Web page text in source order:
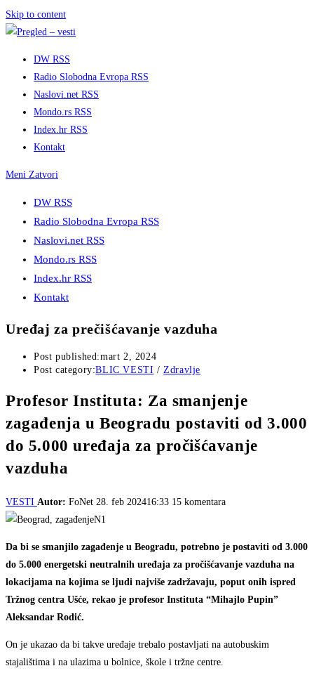
Skip to content
DW RSS
Radio Slobodna Evropa RSS
Naslovi.net RSS
Mondo.rs RSS
Index.hr RSS
Kontakt
Meni Zatvori
DW RSS
Radio Slobodna Evropa RSS
Naslovi.net RSS
Mondo.rs RSS
Index.hr RSS
Kontakt
Uređaj za prečišćavanje vazduha
Post published:mart 2, 2024
Post category:BLIC VESTI / Zdravlje
Profesor Instituta: Za smanjenje
zagađenja u Beogradu postaviti od 3.000
do 5.000 uređaja za pročišćavanje
vazduha
VESTI Autor: FoNet 28. feb 202416:33 15 komentara
N1
Da bi se smanjilo zagađenje u Beogradu, potrebno je postaviti od 3.000
do 5.000 energetski neutralnih uređaja za pročišćavanje vazduha na
lokacijama na kojima se ljudi najviše zadržavaju, poput onih ispred
Tržnog centra Ušće, rekao je profesor Instituta “Mihajlo Pupin”
Aleksandar Rodić.
On je ukazao da bi takve uređaje trebalo postavljati na autobuskim
stajalištima i na ulazima u bolnice, škole i tržne centre.